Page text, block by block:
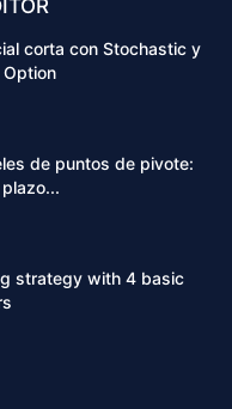
corta con Stochastic y
Option
de puntos de pivote:
strategy with 4 basic